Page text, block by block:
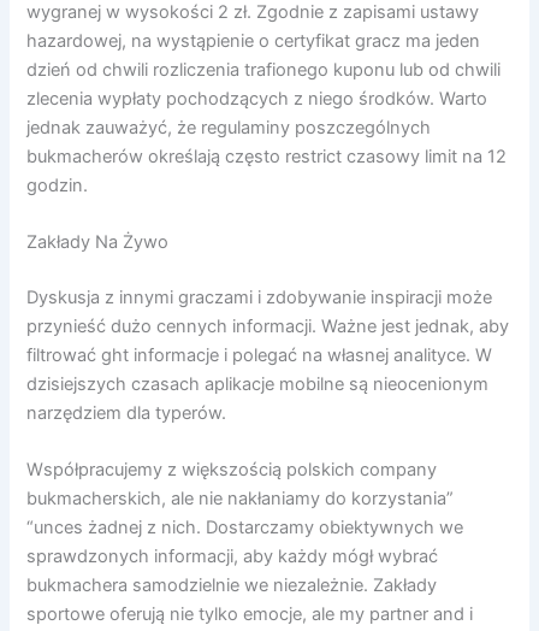
wygranej w wysokości 2 zł. Zgodnie z zapisami ustawy
hazardowej, na wystąpienie o certyfikat gracz ma jeden
dzień od chwili rozliczenia trafionego kuponu lub od chwili
zlecenia wypłaty pochodzących z niego środków. Warto
jednak zauważyć, że regulaminy poszczególnych
bukmacherów określają często restrict czasowy limit na 12
godzin.
Zakłady Na Żywo
Dyskusja z innymi graczami i zdobywanie inspiracji może
przynieść dużo cennych informacji. Ważne jest jednak, aby
filtrować ght informacje i polegać na własnej analityce. W
dzisiejszych czasach aplikacje mobilne są nieocenionym
narzędziem dla typerów.
Współpracujemy z większością polskich company
bukmacherskich, ale nie nakłaniamy do korzystania”
“unces żadnej z nich. Dostarczamy obiektywnych we
sprawdzonych informacji, aby każdy mógł wybrać
bukmachera samodzielnie we niezależnie. Zakłady
sportowe oferują nie tylko emocje, ale my partner and i